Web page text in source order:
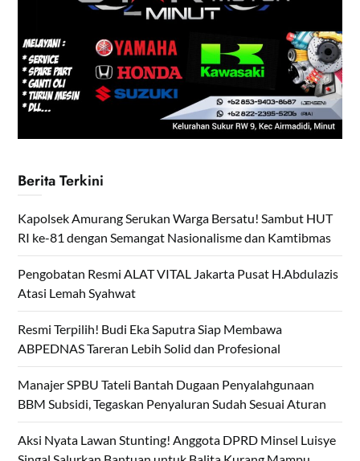
Berita Terkini
Kapolsek Amurang Serukan Warga Bersatu! Sambut HUT
RI ke-81 dengan Semangat Nasionalisme dan Kamtibmas
Pengobatan Resmi ALAT VITAL Jakarta Pusat H.Abdulazis
Atasi Lemah Syahwat
Resmi Terpilih! Budi Eka Saputra Siap Membawa
ABPEDNAS Tareran Lebih Solid dan Profesional
Manajer SPBU Tateli Bantah Dugaan Penyalahgunaan
BBM Subsidi, Tegaskan Penyaluran Sudah Sesuai Aturan
Aksi Nyata Lawan Stunting! Anggota DPRD Minsel Luisye